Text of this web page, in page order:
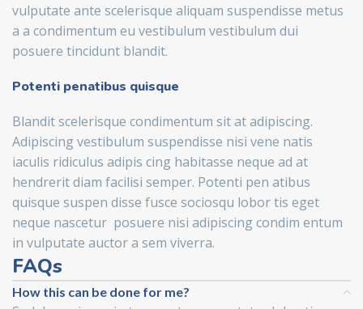
vulputate ante scelerisque aliquam suspendisse metus
a a condimentum eu vestibulum vestibulum dui
posuere tincidunt blandit.
Potenti penatibus quisque
Blandit scelerisque condimentum sit at adipiscing.
Adipiscing vestibulum suspendisse nisi vene natis
iaculis ridiculus adipis cing habitasse neque ad at
hendrerit diam facilisi semper. Potenti pen atibus
quisque suspen disse fusce sociosqu lobor tis eget
neque nascetur posuere nisi adipiscing condim entum
in vulputate auctor a sem viverra.
FAQs
How this can be done for me?